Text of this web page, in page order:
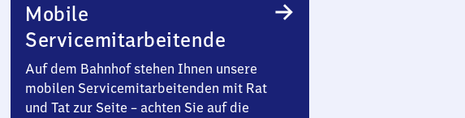
Mobile
Servicemitarbeitende
Auf dem Bahnhof stehen Ihnen unsere
mobilen Servicemitarbeitenden mit Rat
und Tat zur Seite – achten Sie auf die